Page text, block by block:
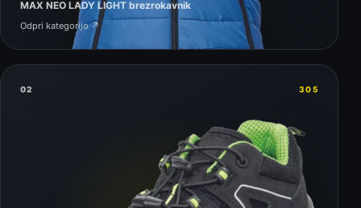
MAX NEO LADY LIGHT brezrokavnik
Odpri kategorijo ↗
02 305